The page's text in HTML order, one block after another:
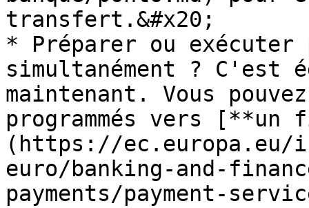
transfert.&#x20;
* Préparer ou exécuter
simultanément ? C'est
maintenant. Vous
programmés vers [**un
(https://ec.europa.eu/
euro/banking-and-
payments/payment-